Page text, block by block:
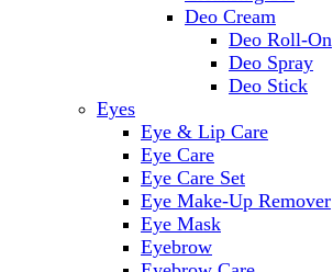
Deo Cream
Deo Roll-On
Deo Spray
Deo Stick
Eyes
Eye & Lip Care
Eye Care
Eye Care Set
Eye Make-Up Remover
Eye Mask
Eyebrow